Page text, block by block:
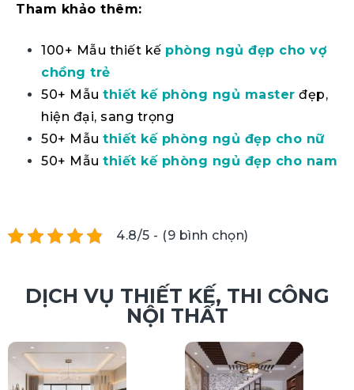
Tham khảo thêm:
100+ Mẫu thiết kế phòng ngủ đẹp cho vợ
chồng trẻ
50+ Mẫu thiết kế phòng ngủ master đẹp,
hiện đại, sang trọng
50+ Mẫu thiết kế phòng ngủ đẹp cho nữ
50+ Mẫu thiết kế phòng ngủ đẹp cho nam
4.8/5 - (9 bình chọn)
DỊCH VỤ THIẾT KẾ, THI CÔNG
NỘI THẤT